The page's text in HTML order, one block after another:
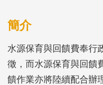
簡介
水源保育與回饋費奉行
徵，而水源保育與回饋
饋作業亦將陸續配合辦